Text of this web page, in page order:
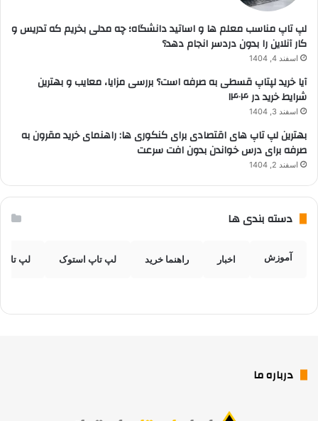
لپ تاپ مناسب معلم ها و اساتید دانشگاه؛ چه مدلی بخریم که تدریس و
کار آنلاین را بدون دردسر انجام دهد؟
اسفند 4, 1404
آیا خرید لپتاپ قسطی به صرفه است؟ بررسی مزایا، معایب و بهترین
شرایط خرید در ۱۴۰۴
اسفند 3, 1404
بهترین لپ تاپ های اقتصادی برای کنکوری ها: راهنمای خرید مقرون به
صرفه برای درس خواندن بدون افت سرعت
اسفند 2, 1404
دسته بندی ها
آموزش اخبار راهنما خرید لپ تاپ استوک لپ تاپ
درباره ما